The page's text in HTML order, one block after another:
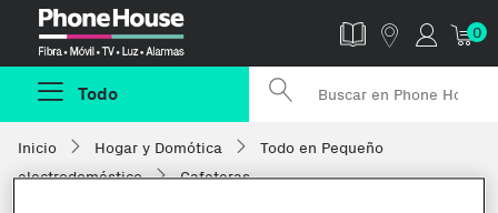
0
Todo
Inicio Hogar y Domótica
Todo en Pequeño
electrodoméstico
Cafeteras